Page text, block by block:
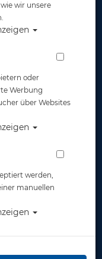
*
wir unsere
oder
Werbung
über Websites
werden,
manuellen